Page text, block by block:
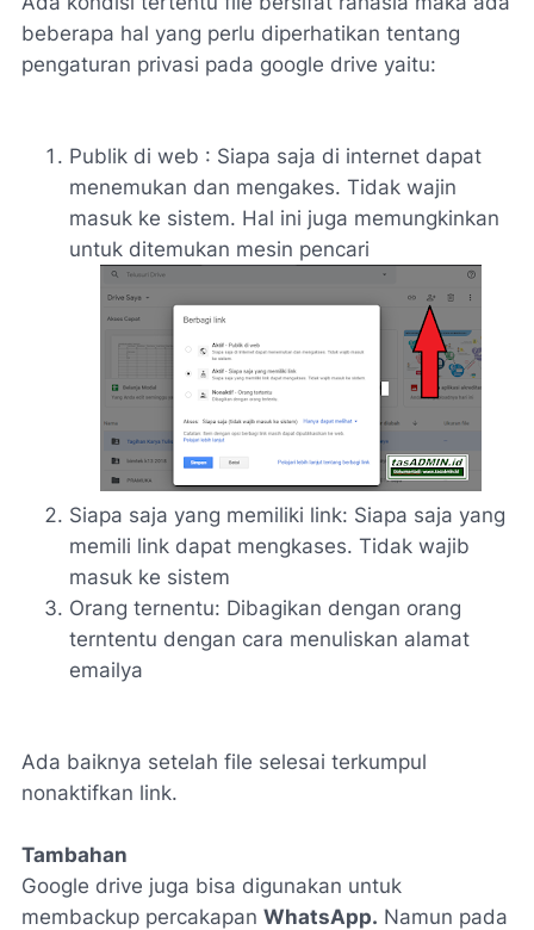
beberapa hal yang perlu diperhatikan tentang
pengaturan privasi pada google drive yaitu:
Publik di web : Siapa saja di internet dapat
menemukan dan mengakes. Tidak wajin
masuk ke sistem. Hal ini juga memungkinkan
untuk ditemukan mesin pencari
Siapa saja yang memiliki link: Siapa saja yang
memili link dapat mengkases. Tidak wajib
masuk ke sistem
Orang ternentu: Dibagikan dengan orang
terntentu dengan cara menuliskan alamat
emailya
Ada baiknya setelah file selesai terkumpul
nonaktifkan link.
Tambahan
Google drive juga bisa digunakan untuk
membackup percakapan WhatsApp. Namun pada